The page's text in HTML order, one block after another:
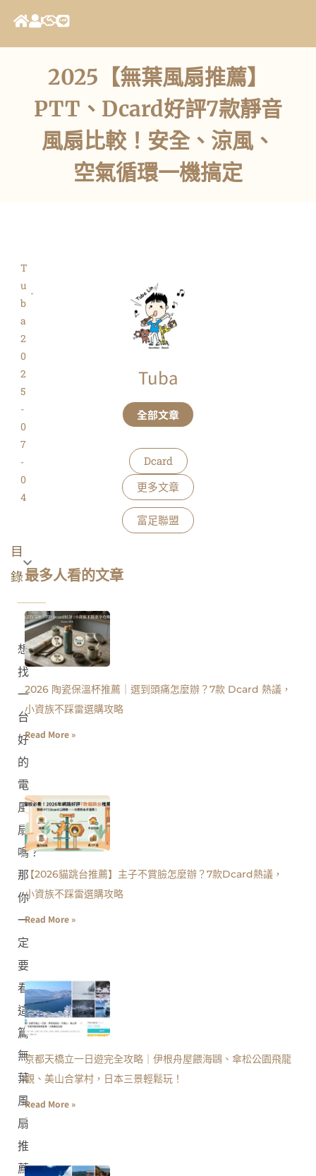
2025【無葉風扇推薦】
PTT、Dcard好評7款靜音
風扇比較！安全、涼風、
空氣循環一機搞定
T
u
b
a
2
0
2
5
-
0
7
-
0
4
目
錄
想
找
一
台
好
的
電
風
扇
嗎？
那
你
一
定
要
看
這
篇
無
葉
風
扇
推
薦
Tuba
全部文章
Dcard
更多文章
富足聯盟
最多人看的文章
2026 陶瓷保溫杯推薦｜選到頭痛怎麼辦？7款 Dcard 熱議，
小資族不踩雷選購攻略
Read More »
【2026貓跳台推薦】主子不賞臉怎麼辦？7款Dcard熱議，
小資族不踩雷選購攻略
Read More »
京都天橋立一日遊完全攻略｜伊根舟屋餵海鷗、傘松公園飛龍
觀、美山合掌村，日本三景輕鬆玩！
Read More »